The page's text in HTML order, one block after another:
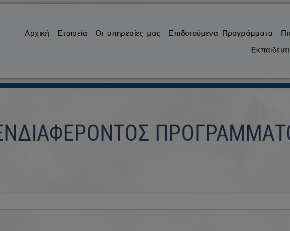
Αρχική Εταιρεία Οι υπηρεσίες μας Επιδοτούμενα Προγράμματα